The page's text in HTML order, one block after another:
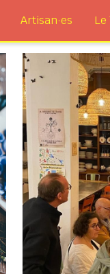
Artisan·es Le
fête Insertion